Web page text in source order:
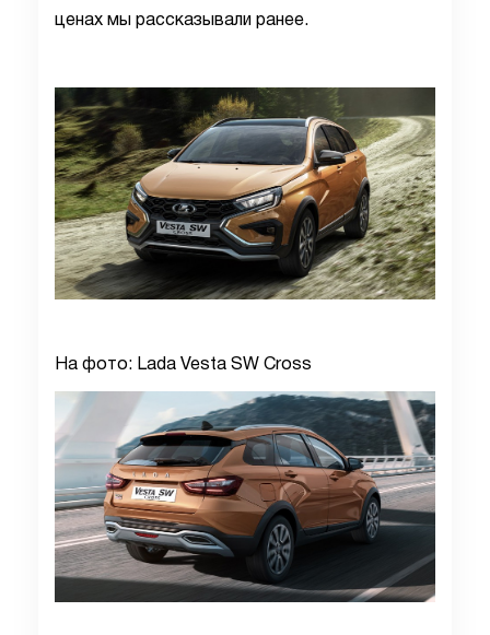
ценах мы рассказывали ранее.
На фото: Lada Vesta SW Cross